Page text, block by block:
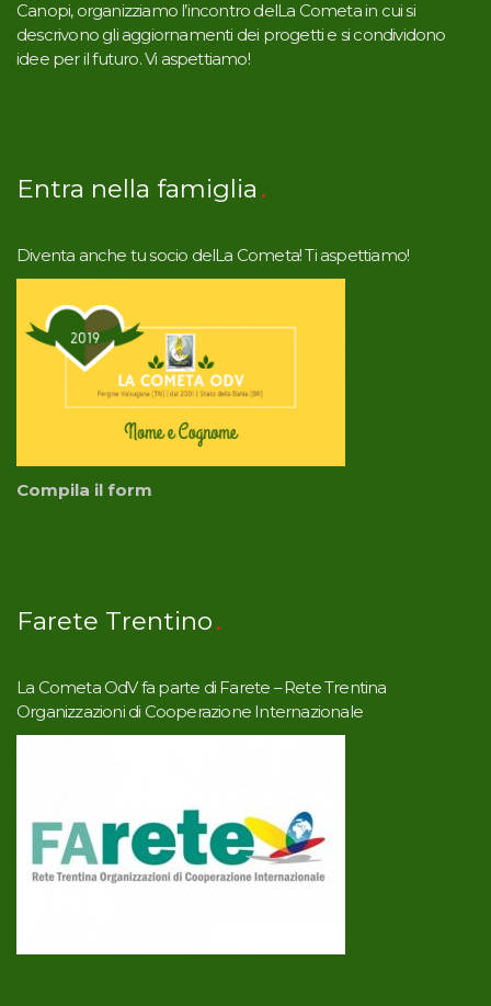
Canopi, organizziamo l’incontro delLa Cometa in cui si
descrivono gli aggiornamenti dei progetti e si condividono
idee per il futuro. Vi aspettiamo!
Entra nella famiglia
Diventa anche tu socio delLa Cometa! Ti aspettiamo!
Compila il form
Farete Trentino
La Cometa OdV fa parte di Farete – Rete Trentina
Organizzazioni di Cooperazione Internazionale